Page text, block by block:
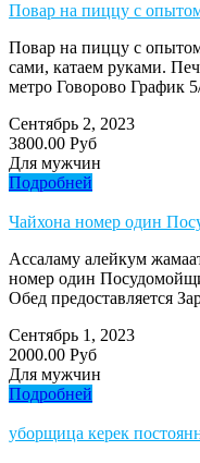
Повар на пиццу с
Повар на пиццу с
сами, катаем руками.
метро Говорово График
Сентябрь 2, 2023
3800.00 Руб
Для мужчин
Подробней
Чайхона номер один
Ассаламу алейкум
номер один
Обед предоставляется
Сентябрь 1, 2023
2000.00 Руб
Для мужчин
Подробней
уборщица керек